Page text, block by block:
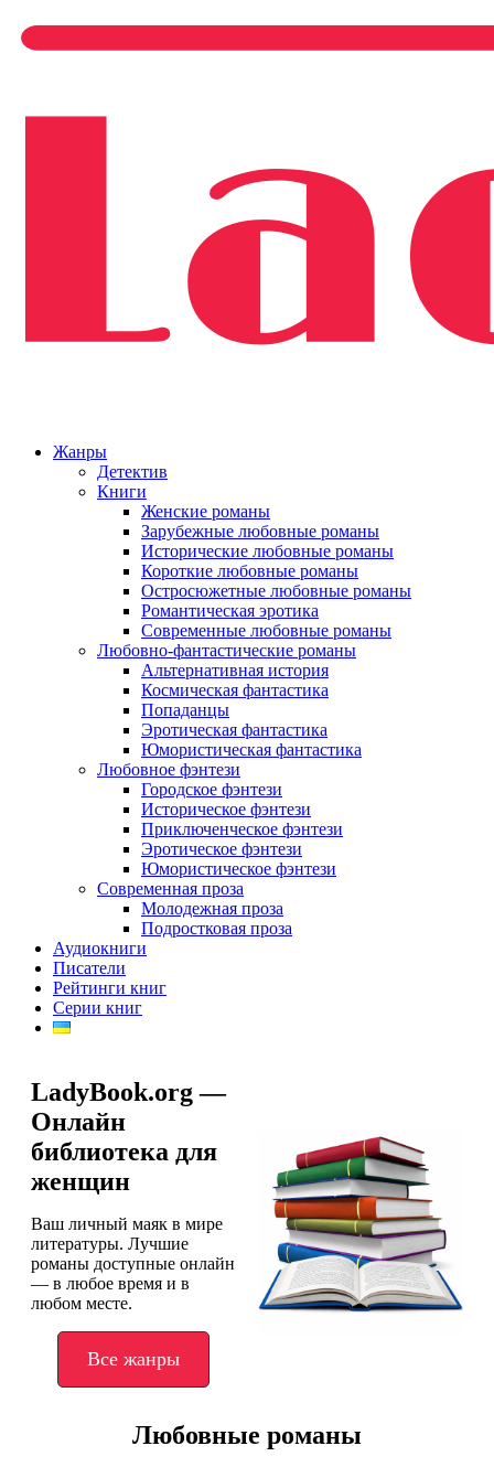
Жанры
Детектив
Книги
Женские романы
Зарубежные любовные романы
Исторические любовные романы
Короткие любовные романы
Остросюжетные любовные романы
Романтическая эротика
Современные любовные романы
Любовно-фантастические романы
Альтернативная история
Космическая фантастика
Попаданцы
Эротическая фантастика
Юмористическая фантастика
Любовное фэнтези
Городское фэнтези
Историческое фэнтези
Приключенческое фэнтези
Эротическое фэнтези
Юмористическое фэнтези
Современная проза
Молодежная проза
Подростковая проза
Аудиокниги
Писатели
Рейтинги книг
Серии книг
LadyBook.org —
Онлайн
библиотека для
женщин
Ваш личный маяк в мире
литературы. Лучшие
романы доступные онлайн
— в любое время и в
любом месте.
Все жанры
Любовные романы